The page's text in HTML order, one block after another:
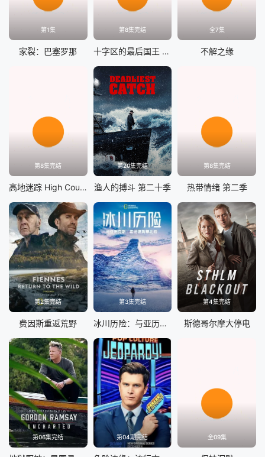
第1集
家裂：巴塞罗那
第8集完结
十字区的最后国王 第二季
全7集
不解之缘
第8集完结
高地迷踪 High Country
第20集完结
渔人的搏斗 第二十季
第8集完结
热带情绪 第二季
第2集完结
费因斯重返荒野
第3集完结
冰川历险：与亚历克斯霍诺德勇攀北极 第一季
第4集完结
斯德哥尔摩大停电
第06集完结 第04期完结 全09集